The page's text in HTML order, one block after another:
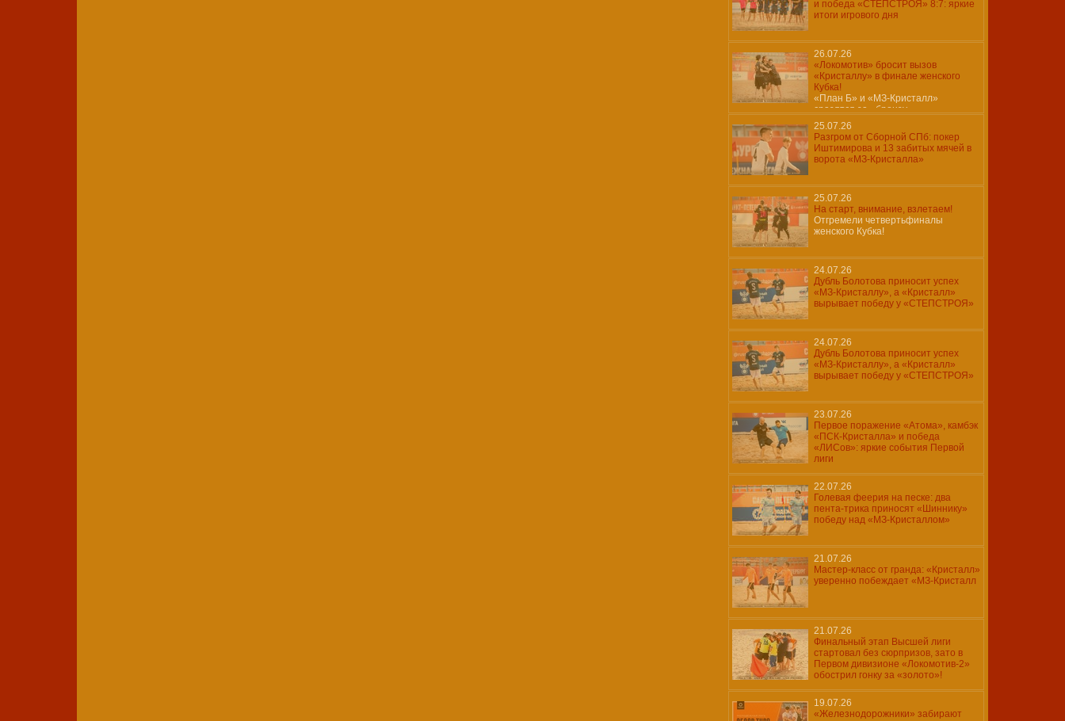
и победа «СТЕПСТРОЯ» 8:7: яркие
итоги игрового дня
26.07.26
«Локомотив» бросит вызов
«Кристаллу» в финале женского
Кубка!
«План Б» и «МЗ-Кристалл»
сразятся за «бронзу»…
25.07.26
Разгром от Сборной СПб: покер
Иштимирова и 13 забитых мячей в
ворота «МЗ-Кристалла»
25.07.26
На старт, внимание, взлетаем!
Отгремели четвертьфиналы
женского Кубка!
24.07.26
Дубль Болотова приносит успех
«МЗ-Кристаллу», а «Кристалл»
вырывает победу у «СТЕПСТРОЯ»
24.07.26
Дубль Болотова приносит успех
«МЗ-Кристаллу», а «Кристалл»
вырывает победу у «СТЕПСТРОЯ»
23.07.26
Первое поражение «Атома», камбэк
«ПСК-Кристалла» и победа
«ЛИСов»: яркие события Первой
лиги
22.07.26
Голевая феерия на песке: два
пента-трика приносят «Шиннику»
победу над «МЗ-Кристаллом»
21.07.26
Мастер-класс от гранда: «Кристалл»
уверенно побеждает «МЗ-Кристалл
21.07.26
Финальный этап Высшей лиги
стартовал без сюрпризов, зато в
Первом дивизионе «Локомотив-2»
обострил гонку за «золото»!
19.07.26
«Железнодорожники» забирают